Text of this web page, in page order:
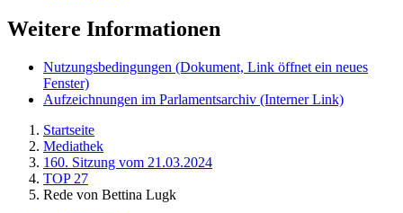
Weitere Informationen
Nutzungsbedingungen (Dokument, Link öffnet ein neues
Fenster)
Aufzeichnungen im Parlamentsarchiv (Interner Link)
Startseite
Mediathek
160. Sitzung vom 21.03.2024
TOP 27
Rede von Bettina Lugk